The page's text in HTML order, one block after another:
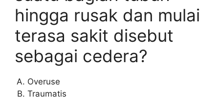
hingga rusak dan mulai
terasa sakit disebut
sebagai cedera?
Overuse
Traumatis